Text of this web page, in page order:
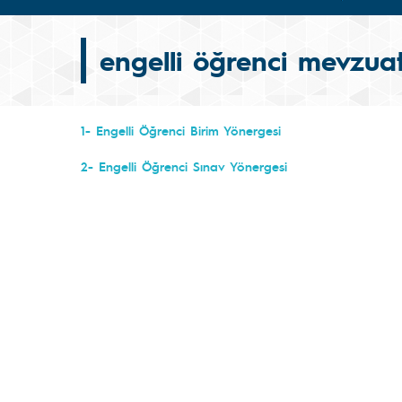
engelli öğrenci
1- Engelli Öğrenci Birim Yönergesi
2- Engelli Öğrenci Sınav Yönergesi